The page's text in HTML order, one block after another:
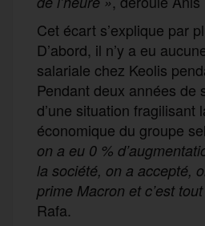
Cet écart s’explique par
D’abord, il n’y a eu
salariale chez Keolis
Pendant deux années de
d’une situation fragilisant
économique du groupe
on a eu 0 %
la société, on a accepté,
prime Macron et c’est tout
Rafa.